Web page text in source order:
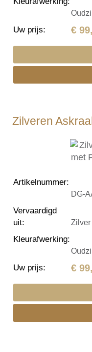
Uw prijs: €
Zilveren
Artikelnummer:
DG-
Vervaardigd
uit: Zilver
Kleurafwerking:
Uw prijs: €